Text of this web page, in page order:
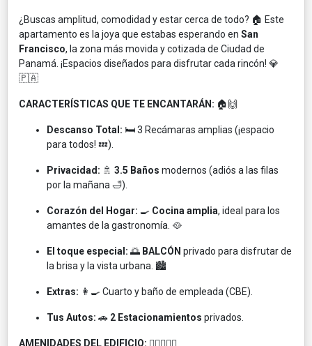
¿Buscas amplitud, comodidad y estar cerca de todo? 🏠 Este
apartamento es la joya que estabas esperando en San
Francisco, la zona más movida y cotizada de Ciudad de
Panamá. ¡Espacios diseñados para disfrutar cada rincón! 💎
🇵🇦
CARACTERÍSTICAS QUE TE ENCANTARÁN: 🏠🙌
Descanso Total: 🛏️ 3 Recámaras amplias (¡espacio
para todos! 💤).
Privacidad: 🚿 3.5 Baños modernos (adiós a las filas
por la mañana 🛁).
Corazón del Hogar: 🍳 Cocina amplia, ideal para los
amantes de la gastronomía. 🥘
El toque especial: 🌅 BALCÓN privado para disfrutar de
la brisa y la vista urbana. 🏙️
Extras: 👩‍🍳 Cuarto y baño de empleada (CBE).
Tus Autos: 🚗 2 Estacionamientos privados.
AMENIDADES DEL EDIFICIO: 🏊‍♂️🏋️‍♀️🥳